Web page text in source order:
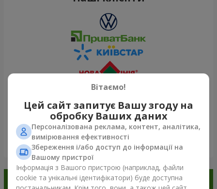
Переглянути все
Замовляйте в додатку
Вітаємо!
Цей сайт запитує Вашу згоду на
обробку Ваших даних
Персоналізована реклама, контент, аналітика,
вимірювання ефективності
Збереження і/або доступ до інформації на
Вашому пристрої
Інформація з Вашого пристрою (наприклад, файли
cookie та унікальні ідентифікатори) буде доступна